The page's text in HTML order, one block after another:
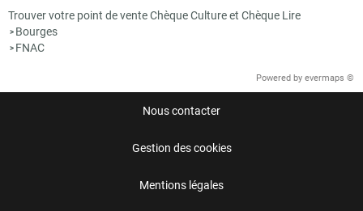
Trouver votre point de vente Chèque Culture et Chèque Lire
> Bourges
> FNAC
Powered by evermaps ©
Nous contacter
Gestion des cookies
Mentions légales